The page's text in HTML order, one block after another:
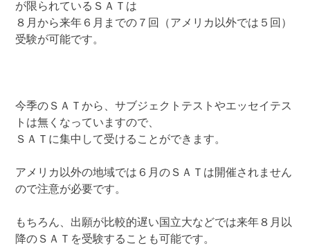
が限られているＳＡＴは
８月から来年６月までの７回（アメリカ以外では５回）
受験が可能です。
今季のＳＡＴから、サブジェクトテストやエッセイテス
トは無くなっていますので、
ＳＡＴに集中して受けることができます。
アメリカ以外の地域では６月のＳＡＴは開催されません
ので注意が必要です。
もちろん、出願が比較的遅い国立大などでは来年８月以
降のＳＡＴを受験することも可能です。